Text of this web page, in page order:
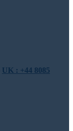
UK : +44 8085